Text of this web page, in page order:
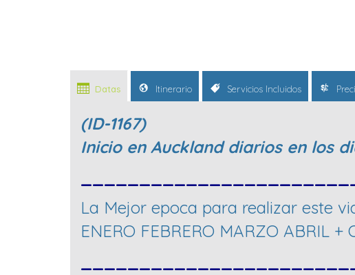
Datas Itinerario Servicios Incluidos
(ID-1167)
Inicio en Auckland diarios en los
La Mejor epoca para realizar este
ENERO FEBRERO MARZO ABRIL +